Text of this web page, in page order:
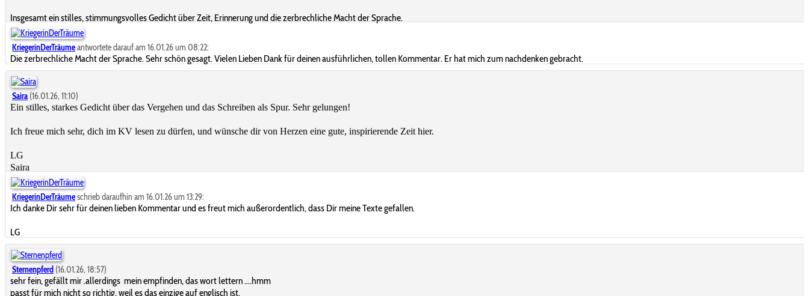
Insgesamt ein stilles, stimmungsvolles Gedicht über Zeit, Erinnerung und die zerbrechliche Macht der Sprache.
KriegerinDerTräumeantwortete darauf am 16.01.26 um 08:22:
Die zerbrechliche Macht der Sprache. Sehr schön gesagt. Vielen Lieben Dank für deinen ausführlichen, tollen Kommentar. Er hat mich zum nachdenken gebracht.
Saira (16.01.26, 11:10)
Ein stilles, starkes Gedicht über das Vergehen und das Schreiben als Spur. Sehr gelungen!
Ich freue mich sehr, dich im KV lesen zu dürfen, und wünsche dir von Herzen eine gute, inspirierende Zeit hier.
LG
Saira
KriegerinDerTräumeschrieb daraufhin am 16.01.26 um 13:29:
Ich danke Dir sehr für deinen lieben Kommentar und es freut mich außerordentlich, dass Dir meine Texte gefallen.
LG
Sternenpferd (16.01.26, 18:57)
sehr fein, gefällt mir .allerdings mein empfinden, das wort lettern ....hmm
passt für mich nicht so richtig, weil es das einzige auf englisch ist.